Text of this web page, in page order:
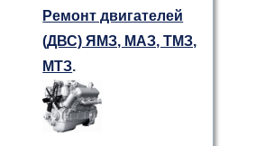
Ремонт двигателей
(ДВС) ЯМЗ, МАЗ, ТМЗ,
МТЗ.